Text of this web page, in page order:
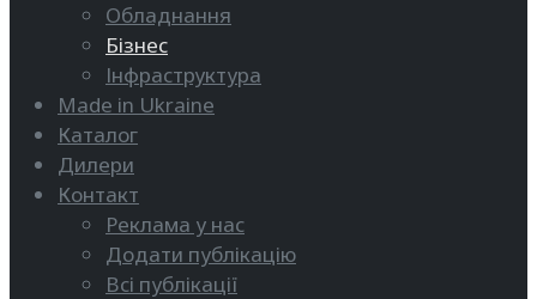
Обладнання
Бізнес
Інфраструктура
Made in Ukraine
Каталог
Дилери
Контакт
Реклама у нас
Додати публікацію
Всі публікації